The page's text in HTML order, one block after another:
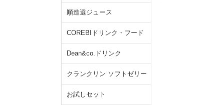
順造選ジュース
COREBIドリンク・フード
Dean&co.ドリンク
クランクリン ソフトゼリー
お試しセット